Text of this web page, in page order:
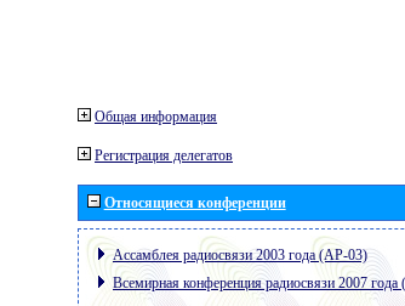
Общая информация
Регистрация делегатов
Относящиеся конференции
Ассамблея радиосвязи 2003 года (АР-03)
Всемирная конференция радиосвязи 2007